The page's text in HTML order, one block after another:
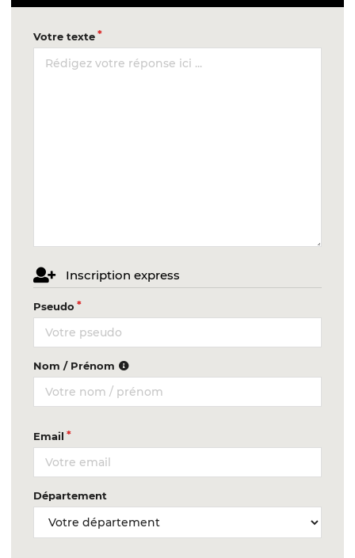
Votre texte
Inscription express
Pseudo
Nom / Prénom
Email
Département